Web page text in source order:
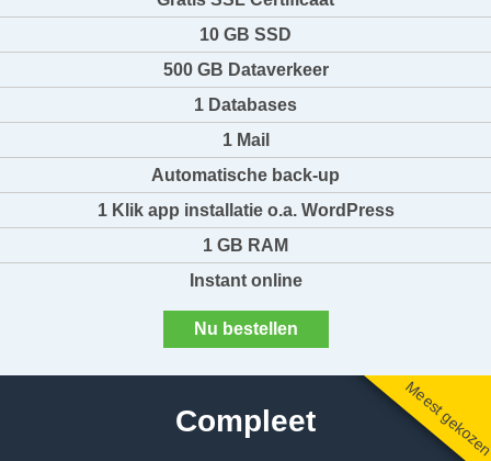
10 GB SSD
500 GB Dataverkeer
1 Databases
1 Mail
Automatische back-up
1 Klik app installatie o.a. WordPress
1 GB RAM
Instant online
Nu bestellen
Compleet Meest